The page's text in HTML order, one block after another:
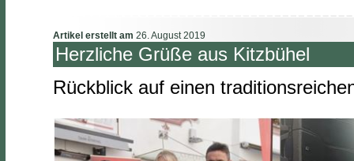
Artikel erstellt am 26. August 2019
Herzliche Grüße aus Kitzbühel
Rückblick auf einen